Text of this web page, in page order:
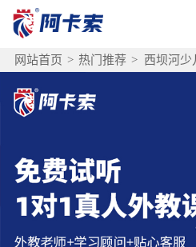
网站首页 > 热门推荐 > 西坝河少